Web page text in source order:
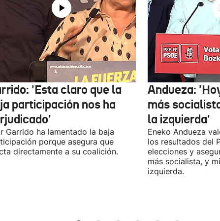
'Esta claro que la
participación nos ha
Garrido ha lamentado la baja
porque asegura que
directamente a su coalición.
Andueza:
más
la izquierda'
Eneko Andueza
los resultados del
elecciones y
más socialista, y
izquierda.